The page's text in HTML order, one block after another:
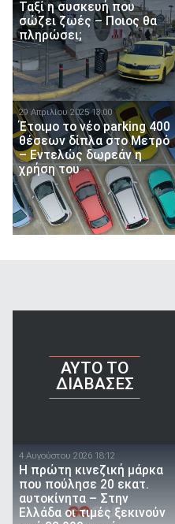
Ταξί η συσκευή που
σώζει ζωές – Ποιος θα
πληρώσει;
29 Απριλίου 2025 13:00
Έτοιμο το νέο parking 400
θέσεων δίπλα στο Μετρό
– Εντελώς δωρεάν η
χρήση του
AYTO TO
ΔΙΑΒΑΣΕΣ
4 Αυγούστου 2026 18:12
Η πρώτη κινεζική μάρκα
που πούλησε 20 εκατ.
αυτοκίνητα – Στην
Ελλάδα οι τιμές ξεκινούν